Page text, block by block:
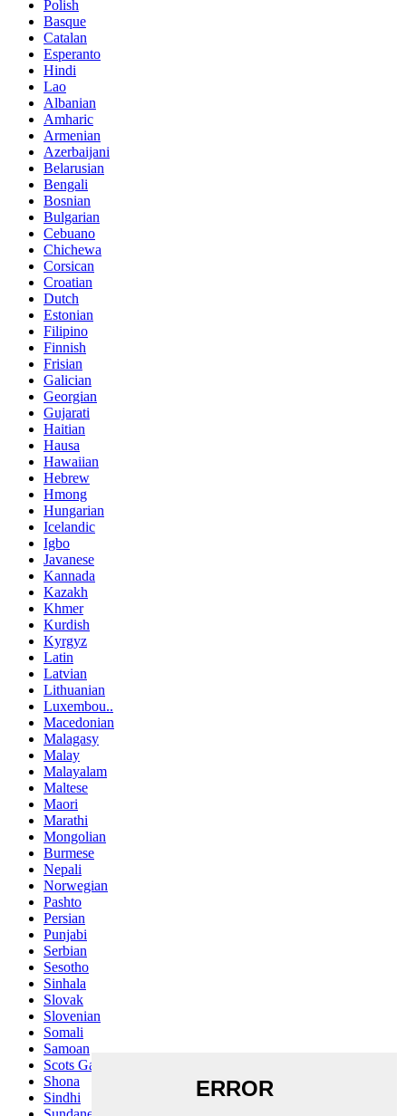
Polish
Basque
Catalan
Esperanto
Hindi
Lao
Albanian
Amharic
Armenian
Azerbaijani
Belarusian
Bengali
Bosnian
Bulgarian
Cebuano
Chichewa
Corsican
Croatian
Dutch
Estonian
Filipino
Finnish
Frisian
Galician
Georgian
Gujarati
Haitian
Hausa
Hawaiian
Hebrew
Hmong
Hungarian
Icelandic
Igbo
Javanese
Kannada
Kazakh
Khmer
Kurdish
Kyrgyz
Latin
Latvian
Lithuanian
Luxembou..
Macedonian
Malagasy
Malay
Malayalam
Maltese
Maori
Marathi
Mongolian
Burmese
Nepali
Norwegian
Pashto
Persian
Punjabi
Serbian
Sesotho
Sinhala
Slovak
Slovenian
Somali
Samoan
Scots Gaelic
Shona
Sindhi